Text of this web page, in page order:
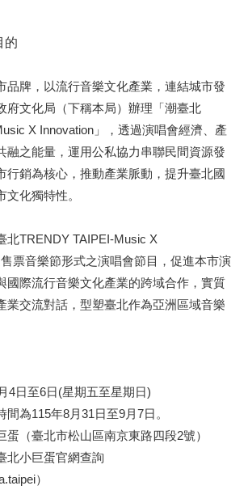
的
品牌，以流行音樂文化產業，連結城市發
府文化局（下稱本局）辦理「潮臺北
X Innovation」，透過演唱會經濟、產
融之能量，運用公私協力串聯民間資源發
行銷為核心，推動產業脈動，提升臺北國
文化獨特性。
北TRENDY TAIPEI-Music X
售票音樂節形式之演唱會節目，促進本市演
國際流行音樂文化產業的跨域合作，實質
業交流對話，型塑臺北作為亞洲區域音樂
4日至6日(星期五至星期日)
為115年8月31日至9月7日。
蛋（臺北市松山區南京東路四段2號）
北小巨蛋官網查詢
）